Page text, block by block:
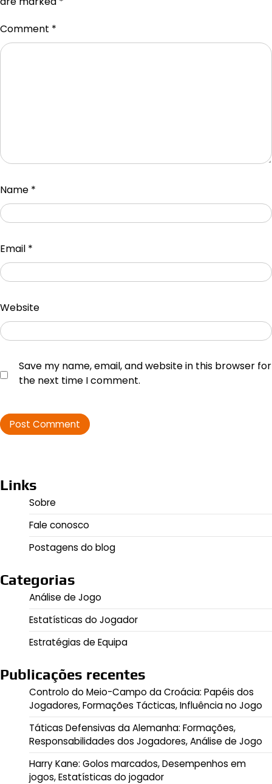
Comment *
Name *
Email *
Website
Save my name, email, and website in this browser for
the next time I comment.
Links
Sobre
Fale conosco
Postagens do blog
Categorias
Análise de Jogo
Estatísticas do Jogador
Estratégias de Equipa
Publicações recentes
Controlo do Meio-Campo da Croácia: Papéis dos
Jogadores, Formações Tácticas, Influência no Jogo
Táticas Defensivas da Alemanha: Formações,
Responsabilidades dos Jogadores, Análise de Jogo
Harry Kane: Golos marcados, Desempenhos em
jogos, Estatísticas do jogador